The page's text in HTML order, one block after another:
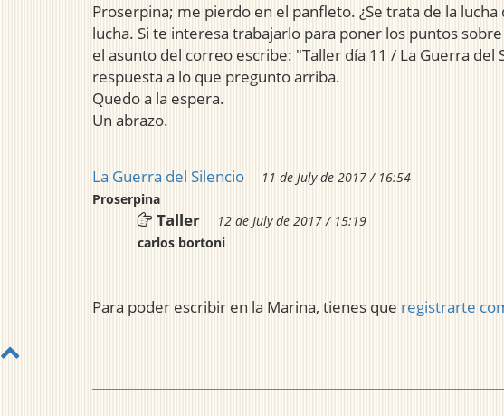
Proserpina; me pierdo en el panfleto. ¿Se trata de la
lucha. Si te interesa trabajarlo para poner los puntos
el asunto del correo escribe: "Taller día 11 / La Guerra
respuesta a lo que pregunto arriba.
Quedo a la espera.
Un abrazo.
La Guerra del Silencio
11 de July de 2017 / 16:54
Proserpina
Taller
12 de July de 2017 / 15:19
carlos bortoni
Para poder escribir en la Marina, tienes que registrarte